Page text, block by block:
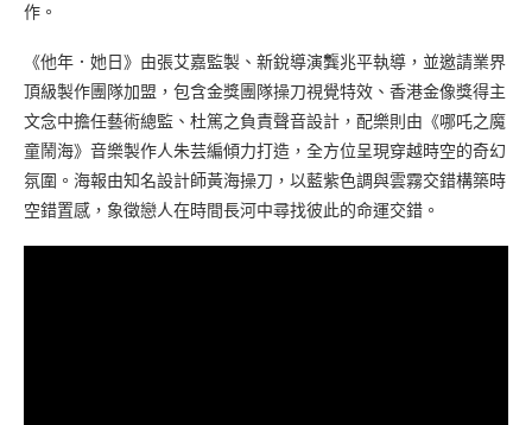
作。
《他年．她日》由張艾嘉監製、新銳導演龔兆平執導，並邀請業界
頂級製作團隊加盟，包含金獎團隊操刀視覺特效、香港金像獎得主
文念中擔任藝術總監、杜篤之負責聲音設計，配樂則由《哪吒之魔
童鬧海》音樂製作人朱芸編傾力打造，全方位呈現穿越時空的奇幻
氛圍。海報由知名設計師黃海操刀，以藍紫色調與雲霧交錯構築時
空錯置感，象徵戀人在時間長河中尋找彼此的命運交錯。